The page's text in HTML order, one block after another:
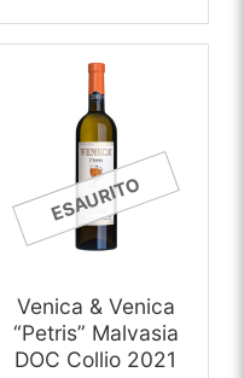
ESAURITO
Venica & Venica
“Petris” Malvasia
DOC Collio 2021